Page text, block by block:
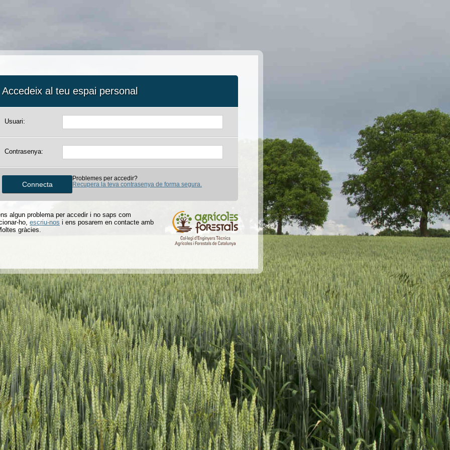
Accedeix al teu espai personal
Usuari:
Contrasenya:
Problemes per accedir?
Recupera la teva contrasenya de forma segura.
algun problema per accedir i no saps com
ho, escriu-nos i ens posarem en contacte amb
gràcies.